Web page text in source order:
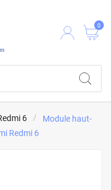
0
6
Module haut-
Redmi 6